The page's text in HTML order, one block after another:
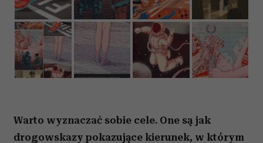
Warto wyznaczać sobie cele. One są jak
drogowskazy pokazujące kierunek, w którym